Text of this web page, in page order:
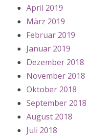
April 2019
März 2019
Februar 2019
Januar 2019
Dezember 2018
November 2018
Oktober 2018
September 2018
August 2018
Juli 2018